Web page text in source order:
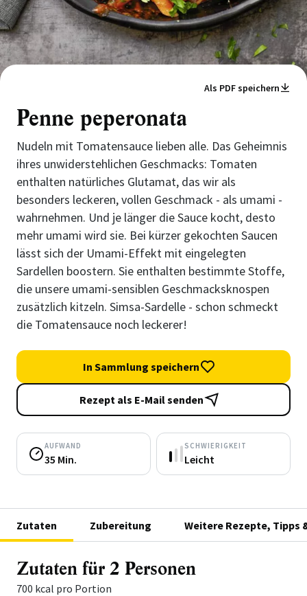
Als PDF speichern
Penne peperonata
Nudeln mit Tomatensauce lieben alle. Das Geheimnis
ihres unwiderstehlichen Geschmacks: Tomaten
enthalten natürliches Glutamat, das wir als
besonders leckeren, vollen Geschmack - als umami -
wahrnehmen. Und je länger die Sauce kocht, desto
mehr umami wird sie. Bei kürzer gekochten Saucen
lässt sich der Umami-Effekt mit eingelegten
Sardellen boostern. Sie enthalten bestimmte Stoffe,
die unsere umami-sensiblen Geschmacksknospen
zusätzlich kitzeln. Simsa-Sardelle - schon schmeckt
die Tomatensauce noch leckerer!
In Sammlung speichern
Rezept als E-Mail senden
AUFWAND
35 Min.
SCHWIERIGKEIT
Leicht
Zutaten Zubereitung Weitere Rezepte, Tipps
Zutaten für 2 Personen
700 kcal pro Portion